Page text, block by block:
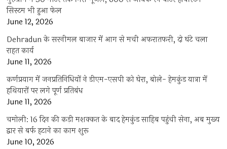
सिस्टम भी हुआ फेल
June 12, 2026
Dehradun के सरनीमल बाजार में आग से मची अफरातफरी, दो घंटे चला
राहत कार्य
June 11, 2026
कर्णप्रयाग में जनप्रतिनिधियों ने डीएम-एसपी को घेरा, बोले- हेमकुंड यात्रा में
हथियारों पर लगे पूर्ण प्रतिबंध
June 11, 2026
चमोली: 16 दिन की कड़ी मशक्कत के बाद हेमकुंड साहिब पहुंची सेना, अब मुख्य
द्वार से बर्फ हटाने का काम शुरू
June 10, 2026